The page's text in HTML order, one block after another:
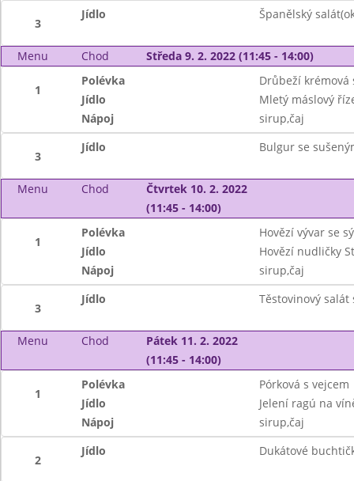
3
Jídlo Španělský
Menu Chod Středa 9. 2. 2022 (11:45 - 14:00)
1
Polévka
Drůbeží krémová
Jídlo
Mletý máslový
Nápoj
sirup,čaj
3
Jídlo Bulgur se
Menu Chod
Čtvrtek 10. 2. 2022
(11:45 - 14:00)
1
Polévka
Hovězí vývar se
Jídlo
Hovězí nudličky
Nápoj
sirup,čaj
3
Jídlo Těstovinový
Menu Chod
Pátek 11. 2. 2022
(11:45 - 14:00)
1
Polévka
Pórková s vejcem
Jídlo
Jelení ragú na
Nápoj
sirup,čaj
2
Jídlo Dukátové